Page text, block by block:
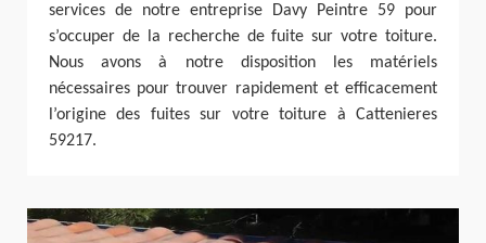
services de notre entreprise Davy Peintre 59 pour
s’occuper de la recherche de fuite sur votre toiture.
Nous avons à notre disposition les matériels
nécessaires pour trouver rapidement et efficacement
l’origine des fuites sur votre toiture à Cattenieres
59217.